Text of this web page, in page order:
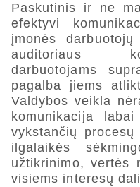
Paskutinis ir ne
efektyvi
įmonės
auditoriaus
darbuotojams
pagalba jiems
Valdybos veikla
komunikacija
vykstančių
ilgalaikės
užtikrinimo, vertės
visiems interesų